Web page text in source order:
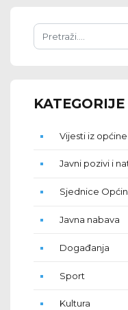
KATEGORIJE
Vijesti iz općine
Javni pozivi i
Sjednice
Javna nabava
Događanja
Sport
Kultura